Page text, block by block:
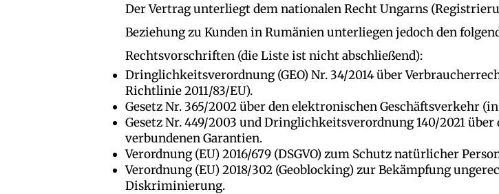
Der Vertrag unterliegt dem nationalen Recht Ungarns
Beziehung zu Kunden in Rumänien unterliegen jedoch den
Rechtsvorschriften (die Liste ist nicht abschließend):
Dringlichkeitsverordnung (GEO) Nr. 34/2014 über
Richtlinie 2011/83/EU).
Gesetz Nr. 365/2002 über den elektronischen Geschäftsverkehr
Gesetz Nr. 449/2003 und Dringlichkeitsverordnung 140/2021
verbundenen Garantien.
Verordnung (EU) 2016/679 (DSGVO) zum Schutz natürlicher
Verordnung (EU) 2018/302 (Geoblocking) zur Bekämpfung
Diskriminierung.